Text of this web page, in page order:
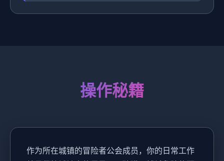
操作秘籍
作为所在城镇的冒险者公会成员，你的日常工作